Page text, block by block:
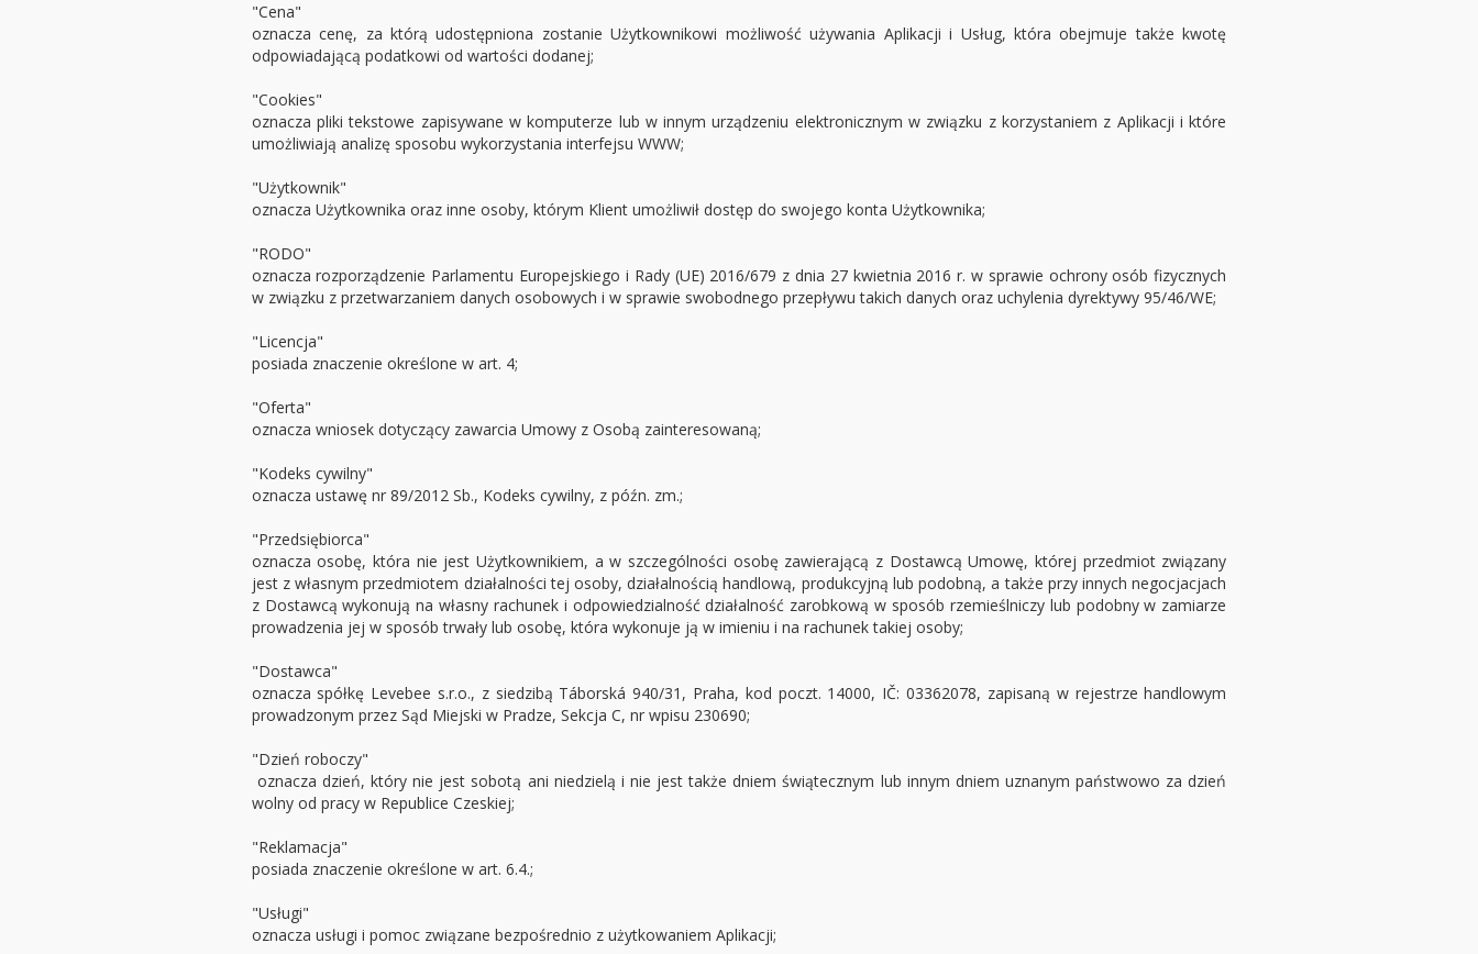
"Cena"
oznacza cenę, za którą udostępniona zostanie Użytkownikowi możliwość używania Aplikacji i Usług, która obejmuje także kwotę
odpowiadającą podatkowi od wartości dodanej;
"Cookies"
oznacza pliki tekstowe zapisywane w komputerze lub w innym urządzeniu elektronicznym w związku z korzystaniem z Aplikacji i które
umożliwiają analizę sposobu wykorzystania interfejsu WWW;
"Użytkownik"
oznacza Użytkownika oraz inne osoby, którym Klient umożliwił dostęp do swojego konta Użytkownika;
"RODO"
oznacza rozporządzenie Parlamentu Europejskiego i Rady (UE) 2016/679 z dnia 27 kwietnia 2016 r. w sprawie ochrony osób fizycznych
w związku z przetwarzaniem danych osobowych i w sprawie swobodnego przepływu takich danych oraz uchylenia dyrektywy 95/46/WE;
"Licencja"
posiada znaczenie określone w art. 4;
"Oferta"
oznacza wniosek dotyczący zawarcia Umowy z Osobą zainteresowaną;
"Kodeks cywilny"
oznacza ustawę nr 89/2012 Sb., Kodeks cywilny, z późn. zm.;
"Przedsiębiorca"
oznacza osobę, która nie jest Użytkownikiem, a w szczególności osobę zawierającą z Dostawcą Umowę, której przedmiot związany
jest z własnym przedmiotem działalności tej osoby, działalnością handlową, produkcyjną lub podobną, a także przy innych negocjacjach
z Dostawcą wykonują na własny rachunek i odpowiedzialność działalność zarobkową w sposób rzemieślniczy lub podobny w zamiarze
prowadzenia jej w sposób trwały lub osobę, która wykonuje ją w imieniu i na rachunek takiej osoby;
"Dostawca"
oznacza spółkę Levebee s.r.o., z siedzibą Táborská 940/31, Praha, kod poczt. 14000, IČ: 03362078, zapisaną w rejestrze handlowym
prowadzonym przez Sąd Miejski w Pradze, Sekcja C, nr wpisu 230690;
"Dzień roboczy"
oznacza dzień, który nie jest sobotą ani niedzielą i nie jest także dniem świątecznym lub innym dniem uznanym państwowo za dzień
wolny od pracy w Republice Czeskiej;
"Reklamacja"
posiada znaczenie określone w art. 6.4.;
"Usługi"
oznacza usługi i pomoc związane bezpośrednio z użytkowaniem Aplikacji;